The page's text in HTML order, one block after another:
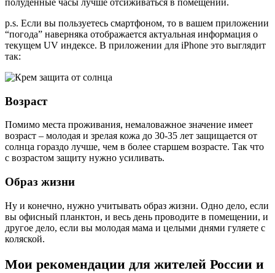
полуденные часы лучше отсиживаться в помещении.
p.s. Если вы пользуетесь смартфоном, то в вашем приложении
“погода” наверняка отображается актуальная информация о
текущем UV индексе. В приложении для iPhone это выглядит
так:
Возраст
Помимо места проживания, немаловажное значение имеет
возраст – молодая и зрелая кожа до 30-35 лет защищается от
солнца гораздо лучше, чем в более старшем возрасте. Так что
с возрастом защиту нужно усиливать.
Образ жизни
Ну и конечно, нужно учитывать образ жизни. Одно дело, если
вы офисный планктон, и весь день проводите в помещении, и
другое дело, если вы молодая мама и целыми днями гуляете с
коляской.
Мои рекомендации для жителей России и